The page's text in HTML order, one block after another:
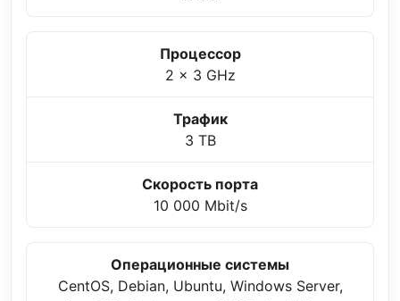
Процессор
2 x 3 GHz
Трафик
3 TB
Скорость порта
10 000 Mbit/s
Операционные системы
CentOS, Debian, Ubuntu, Windows Server,